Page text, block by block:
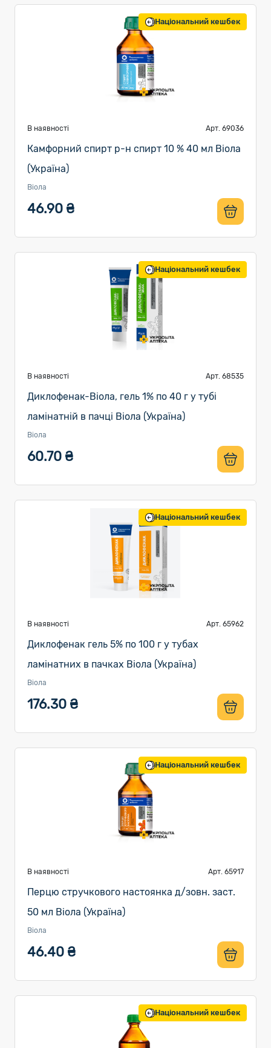
Національний кешбек
В наявності Арт. 69036
Камфорний спирт р-н спирт 10 % 40 мл Віола
(Україна)
Віола
46.90 ₴
Національний кешбек
В наявності Арт. 68535
Диклофенак-Віола, гель 1% по 40 г у тубі
ламінатній в пачці Віола (Україна)
Віола
60.70 ₴
Національний кешбек
В наявності Арт. 65962
Диклофенак гель 5% по 100 г у тубах
ламінатних в пачках Віола (Україна)
Віола
176.30 ₴
Національний кешбек
В наявності Арт. 65917
Перцю стручкового настоянка д/зовн. заст.
50 мл Віола (Україна)
Віола
46.40 ₴
Національний кешбек